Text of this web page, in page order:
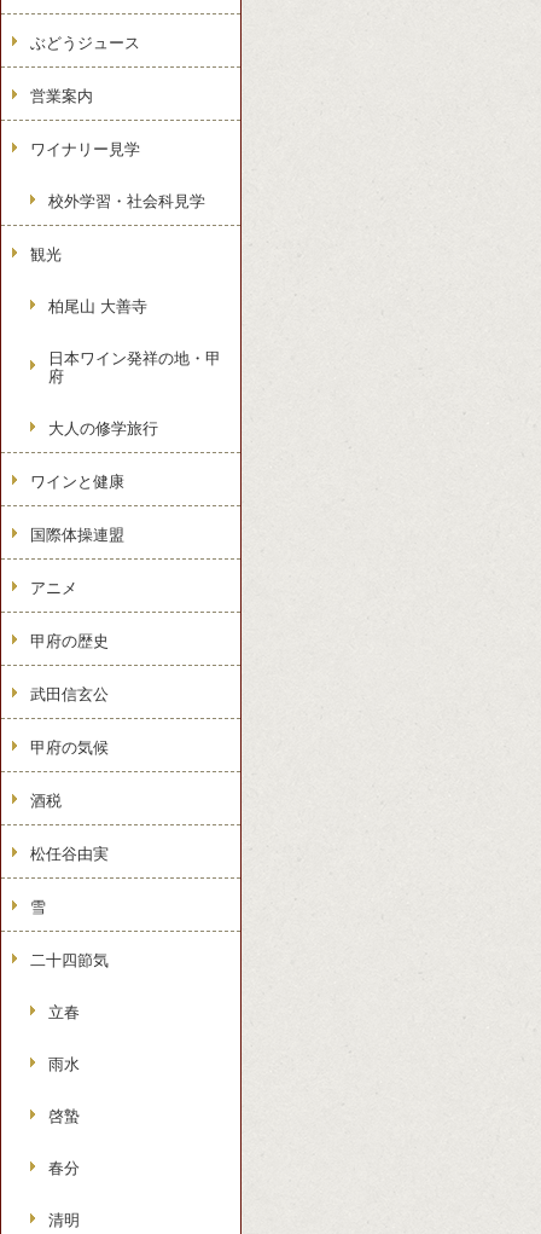
ぶどうジュース
営業案内
ワイナリー見学
校外学習・社会科見学
観光
柏尾山 大善寺
日本ワイン発祥の地・甲
府
大人の修学旅行
ワインと健康
国際体操連盟
アニメ
甲府の歴史
武田信玄公
甲府の気候
酒税
松任谷由実
雪
二十四節気
立春
雨水
啓蟄
春分
清明